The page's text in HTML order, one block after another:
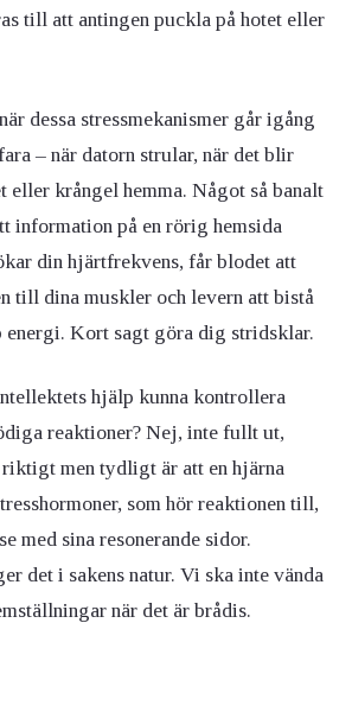
till att antingen puckla på hotet eller
dessa stressmekanismer går igång
– när datorn strular, när det blir
krångel hemma. Något så banalt
information på en rörig hemsida
din hjärtfrekvens, får blodet att
till dina muskler och levern att bistå
energi. Kort sagt göra dig stridsklar.
hjälp kunna kontrollera
reaktioner? Nej, inte fullt ut,
men tydligt är att en hjärna
som hör reaktionen till,
med sina resonerande sidor.
det i sakens natur. Vi ska inte vända
när det är brådis.